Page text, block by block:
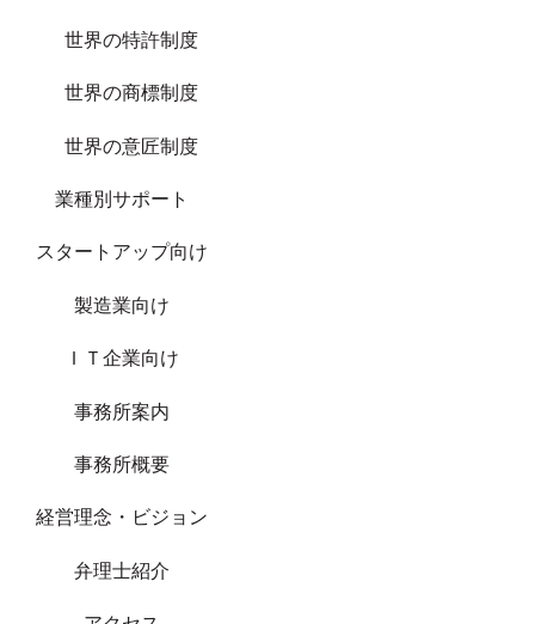
世界の特許制度
世界の商標制度
世界の意匠制度
業種別サポート
スタートアップ向け
製造業向け
ＩＴ企業向け
事務所案内
事務所概要
経営理念・ビジョン
弁理士紹介